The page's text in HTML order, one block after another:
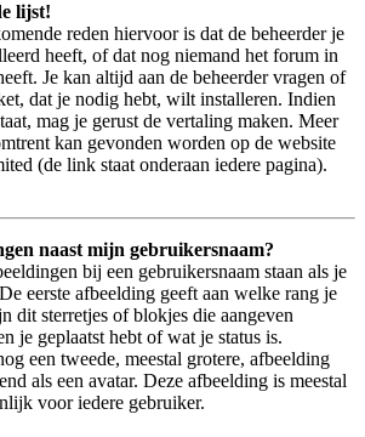
lijst!
reden hiervoor is dat de beheerder je
heeft, of dat nog niemand het forum in
Je kan altijd aan de beheerder vragen of
dat je nodig hebt, wilt installeren. Indien
mag je gerust de vertaling maken. Meer
kan gevonden worden op de website
(de link staat onderaan iedere pagina).
naast mijn gebruikersnaam?
bij een gebruikersnaam staan als je
eerste afbeelding geeft aan welke rang je
dit sterretjes of blokjes die aangeven
je geplaatst hebt of wat je status is.
een tweede, meestal grotere, afbeelding
als een avatar. Deze afbeelding is meestal
voor iedere gebruiker.